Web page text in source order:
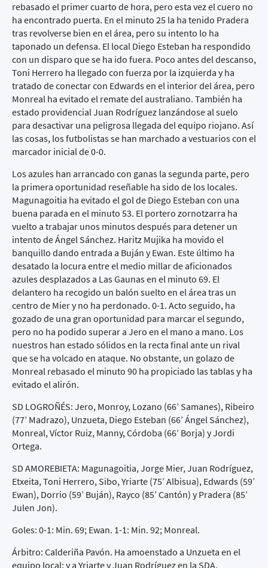
rebasado el primer cuarto de hora, pero esta vez el cuero no
ha encontrado puerta. En el minuto 25 la ha tenido Pradera
tras revolverse bien en el área, pero su intento lo ha
taponado un defensa. El local Diego Esteban ha respondido
con un disparo que se ha ido fuera. Poco antes del descanso,
Toni Herrero ha llegado con fuerza por la izquierda y ha
tratado de conectar con Edwards en el interior del área, pero
Monreal ha evitado el remate del australiano. También ha
estado providencial Juan Rodríguez lanzándose al suelo
para desactivar una peligrosa llegada del equipo riojano. Así
las cosas, los futbolistas se han marchado a vestuarios con el
marcador inicial de 0-0.
Los azules han arrancado con ganas la segunda parte, pero
la primera oportunidad reseñable ha sido de los locales.
Magunagoitia ha evitado el gol de Diego Esteban con una
buena parada en el minuto 53. El portero zornotzarra ha
vuelto a trabajar unos minutos después para detener un
intento de Ángel Sánchez. Haritz Mujika ha movido el
banquillo dando entrada a Buján y Ewan. Este último ha
desatado la locura entre el medio millar de aficionados
azules desplazados a Las Gaunas en el minuto 69. El
delantero ha recogido un balón suelto en el área tras un
centro de Mier y no ha perdonado. 0-1. Acto seguido, ha
gozado de una gran oportunidad para marcar el segundo,
pero no ha podido superar a Jero en el mano a mano. Los
nuestros han estado sólidos en la recta final ante un rival
que se ha volcado en ataque. No obstante, un golazo de
Monreal rebasado el minuto 90 ha propiciado las tablas y ha
evitado el alirón.
SD LOGROÑÉS: Jero, Monroy, Lozano (66’ Samanes), Ribeiro
(77’ Madrazo), Unzueta, Diego Esteban (66’ Ángel Sánchez),
Monreal, Víctor Ruiz, Manny, Córdoba (66’ Borja) y Jordi
Ortega.
SD AMOREBIETA: Magunagoitia, Jorge Mier, Juan Rodríguez,
Etxeita, Toni Herrero, Sibo, Yriarte (75’ Albisua), Edwards (59’
Ewan), Dorrio (59’ Buján), Rayco (85’ Cantón) y Pradera (85’
Julen Jon).
Goles: 0-1: Min. 69; Ewan. 1-1: Min. 92; Monreal.
Árbitro: Calderiña Pavón. Ha amoenstado a Unzueta en el
equipo local; y a Yriarte y Juan Rodríguez en la SDA.